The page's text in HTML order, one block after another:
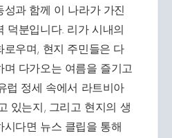
과 함께 이 나라가 가진
덕분입니다. 리가 시내의
로우며, 현지 주민들은 다
며 다가오는 여름을 즐기고
럽 정세 속에서 라트비아
있는지, 그리고 현지의 생
다면 뉴스 클립을 통해